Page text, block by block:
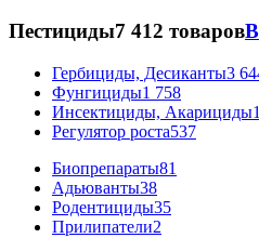
Пестициды7 412 товаров
Гербициды, Десиканты3
Фунгициды1 758
Инсектициды, Акарициды
Регулятор роста537
Биопрепараты81
Адьюванты38
Родентициды35
Прилипатели2